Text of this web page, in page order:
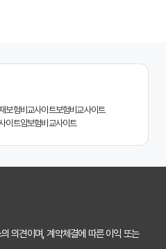
게 활용하는 3가지 꿀팁
치아보험 비교사이트 선택 전 반드시 알아야 할 5가지 핵심 질문
보험비교사이트보험비교사이트
이트암보험비교사이트
의견이며, 계약체결에 따른 이익 또는